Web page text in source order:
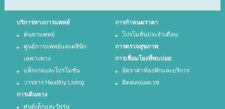
บริการทางการแพทย์
ค้นหาแพทย์
ศูนย์การแพทย์และคลินิก
เฉพาะทาง
แพ็กเกจและโปรโมชั่น
วารสาร Healthy Living
การกำหนดราคา
โปรโมชั่นประจำเดือน
การตรวจสุขภาพ
การเชื่อมโยงที่พบบ่อย
อัตราค่าห้องพักและบริการ
ติดต่อนนทเวช
การเดินทาง
ศูนย์เด็กและวัยรุ่น